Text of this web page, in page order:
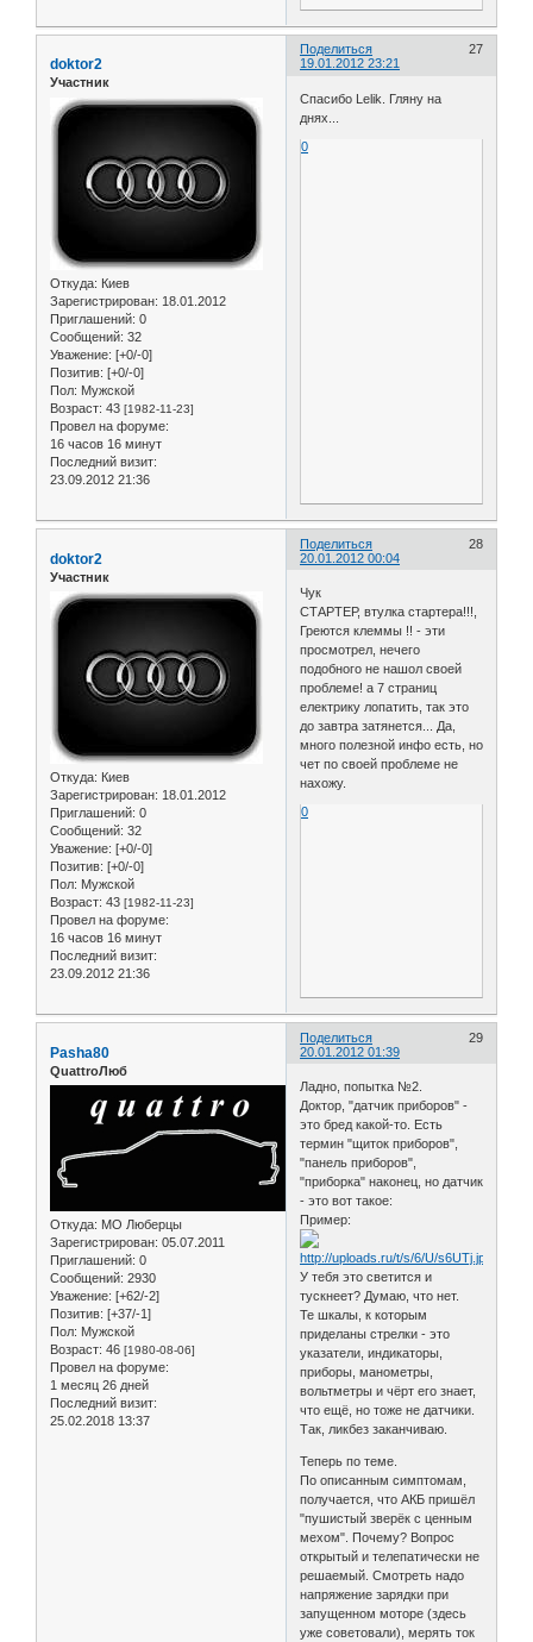
Поделиться
27
19.01.2012 23:21
doktor2
Участник
Откуда: Киев
Зарегистрирован: 18.01.2012
Приглашений: 0
Сообщений: 32
Уважение: [+0/-0]
Позитив: [+0/-0]
Пол: Мужской
Возраст: 43 [1982-11-23]
Провел на форуме:
16 часов 16 минут
Последний визит:
23.09.2012 21:36
Спасибо Lelik. Гляну на
днях...
0
Поделиться
28
20.01.2012 00:04
doktor2
Участник
Откуда: Киев
Зарегистрирован: 18.01.2012
Приглашений: 0
Сообщений: 32
Уважение: [+0/-0]
Позитив: [+0/-0]
Пол: Мужской
Возраст: 43 [1982-11-23]
Провел на форуме:
16 часов 16 минут
Последний визит:
23.09.2012 21:36
Чук
СТАРТЕР, втулка стартера!!!,
Греются клеммы !! - эти
просмотрел, нечего
подобного не нашол своей
проблеме! а 7 страниц
електрику лопатить, так это
до завтра затянется... Да,
много полезной инфо есть, но
чет по своей проблеме не
нахожу.
0
Поделиться
29
20.01.2012 01:39
Pasha80
QuattroЛюб
Откуда: МО Люберцы
Зарегистрирован: 05.07.2011
Приглашений: 0
Сообщений: 2930
Уважение: [+62/-2]
Позитив: [+37/-1]
Пол: Мужской
Возраст: 46 [1980-08-06]
Провел на форуме:
1 месяц 26 дней
Последний визит:
25.02.2018 13:37
Ладно, попытка №2.
Доктор, "датчик приборов" -
это бред какой-то. Есть
термин "щиток приборов",
"панель приборов",
"приборка" наконец, но датчик
- это вот такое:
Пример:
У тебя это светится и
тускнеет? Думаю, что нет.
Те шкалы, к которым
приделаны стрелки - это
указатели, индикаторы,
приборы, манометры,
вольтметры и чёрт его знает,
что ещё, но тоже не датчики.
Так, ликбез заканчиваю.
Теперь по теме.
По описанным симптомам,
получается, что АКБ пришёл
"пушистый зверёк с ценным
мехом". Почему? Вопрос
открытый и телепатически не
решаемый. Смотреть надо
напряжение зарядки при
запущенном моторе (здесь
уже советовали), мерять ток